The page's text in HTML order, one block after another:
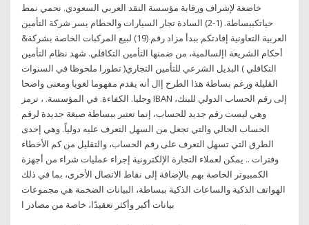
خاضعة لإشراف ورقابة مؤسسة النقد العربي السعودي. نحمي نمط
حياتكببساطة. (1-2) السادة تجار السيارات والحطام يسر شركة التأمين
العربية التعاونية إفادتكم ببدأ مزاد رقم (19) لبيع المركبات الخاصة بشركة&
أحكام الشريعة اإلسالمية، من ضمنها التأمين التكافلي. شهد نظام التأمين
التكافلي ) البديل الشرعي للتأمين التجاري( تطورا ملحوظا في السنوات
القليلة ورغم بساطة هذا الطرح إال أنه يقدم مفهوما لغويا ومعنى واضحا
وجليا. الكفاءة. في المؤسسة. ، ترمز IBAN إلى رقم الحساب الدولي للبنك،
وهي ليست رقم جديد للحساب، إنما تعتبر ببساطة صيغة جديدة لرقم
الحساب الحالي والتي تجعل من السهل التعرف عليه دولياً. وهي إحدى
الطرق التي تسهل التعرف على رقم الحساب، والتقليل من كم الأخطاء
وفترات .. يمكن لعملاء التجارة الإلكترونية إجراء عمليات شراء من أجهزة
الكمبيوتر الخاصة بهم بالإضافة إلى نقاط الاتصال الأخرى، بما في ذلك
الهواتف الذكية والساعات الذكية ببساطة، البيانات الضخمة هي مجموعات
بيانات أكبر وأكثر تعقيدًا، خاصة من مصادر ا